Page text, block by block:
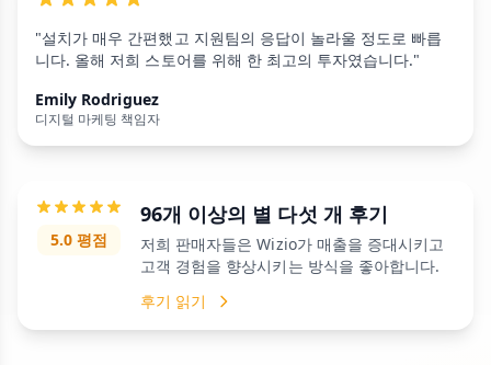
"설치가 매우 간편했고 지원팀의 응답이 놀라울 정도로 빠릅
니다. 올해 저희 스토어를 위해 한 최고의 투자였습니다."
Emily Rodriguez
디지털 마케팅 책임자
5.0 평점
96개 이상의 별 다섯 개 후기
저희 판매자들은 Wizio가 매출을 증대시키고
고객 경험을 향상시키는 방식을 좋아합니다.
후기 읽기